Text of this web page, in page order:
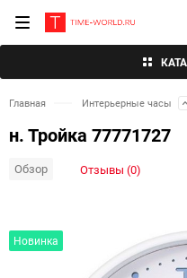
Главная Интерьерные часы
н. Тройка 77771727
Обзор Отзывы (0)
Новинка